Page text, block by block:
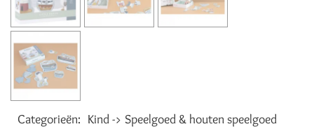
Categorieën: Kind -> Speelgoed & houten speelgoed